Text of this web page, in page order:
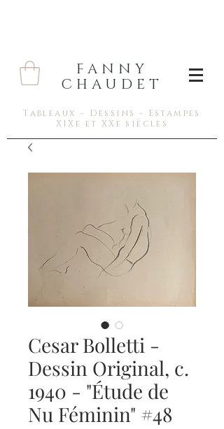
FANNY
CHAUDET
Tableaux - Dessins - Estampes
XIXe et XXe siècles
Cesar Bolletti -
Dessin Original, c.
1940 - "Étude de
Nu Féminin" #48